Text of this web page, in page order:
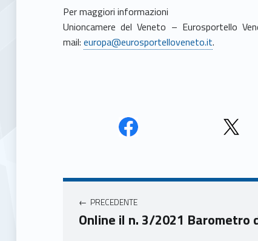
Per maggiori informazioni
Unioncamere del Veneto – Eurosportello
mail:europa@eurosportelloveneto.it.
Unio
mer
e
Unio
e
Navigazione articoli
PRECEDENTE
Online il n. 3/2021 Barometro